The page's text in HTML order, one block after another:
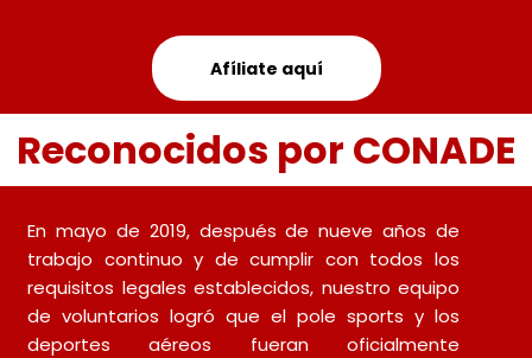
Afíliate aquí
Reconocidos por CONADE
En mayo de 2019, después de nueve años de
trabajo continuo y de cumplir con todos los
requisitos legales establecidos, nuestro equipo
de voluntarios logró que el pole sports y los
deportes aéreos fueran oficialmente